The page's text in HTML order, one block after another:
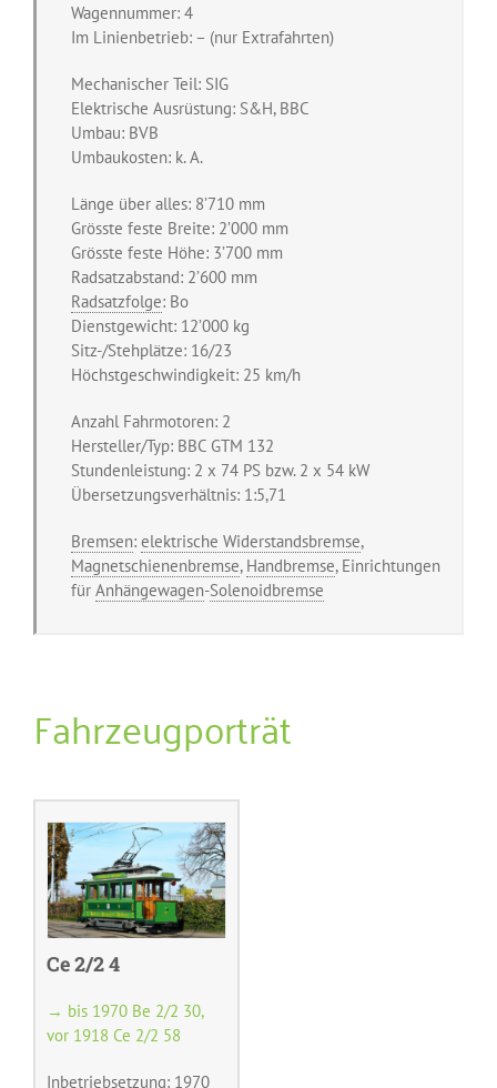
Wagennummer: 4
Im Linienbetrieb: – (nur Extrafahrten)
Mechanischer Teil: SIG
Elektrische Ausrüstung: S&H, BBC
Umbau: BVB
Umbaukosten: k. A.
Länge über alles: 8’710 mm
Grösste feste Breite: 2’000 mm
Grösste feste Höhe: 3’700 mm
Radsatzabstand: 2’600 mm
Radsatzfolge: Bo
Dienstgewicht: 12’000 kg
Sitz-/Stehplätze: 16/23
Höchstgeschwindigkeit: 25 km/h
Anzahl Fahrmotoren: 2
Hersteller/Typ: BBC GTM 132
Stundenleistung: 2 x 74 PS bzw. 2 x 54 kW
Übersetzungsverhältnis: 1:5,71
Bremsen: elektrische Widerstandsbremse,
Magnetschienenbremse, Handbremse, Einrichtungen
für Anhängewagen-Solenoidbremse
Fahrzeugporträt
Ce 2/2 4
→ bis 1970 Be 2/2 30,
vor 1918 Ce 2/2 58
Inbetriebsetzung: 1970